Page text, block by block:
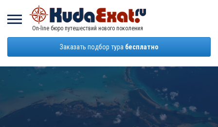
On-line бюро путешествий нового поколения
Заказать подбор тура бесплатно